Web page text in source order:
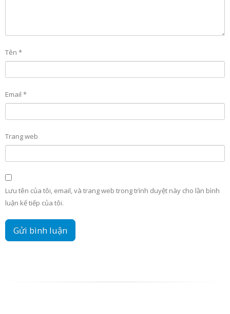
Tên *
Email *
Trang web
Lưu tên của tôi, email, và trang web trong trình duyệt này cho lần bình
luận kế tiếp của tôi.